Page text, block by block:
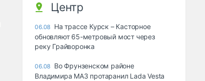
Центр
06.08 На трассе Курск – Касторное
обновляют 65-метровый мост через
реку Грайворонка
06.08 Во Фрунзенском районе
Владимира МАЗ протаранил Lada Vesta